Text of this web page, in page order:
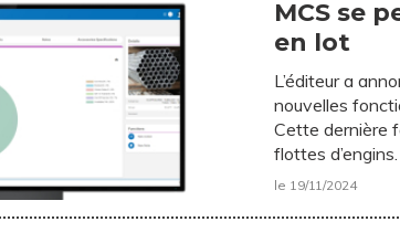
MCS se
en lot
L’éditeur a
nouvelles
Cette dernière
flottes d’engins.
le 19/11/2024